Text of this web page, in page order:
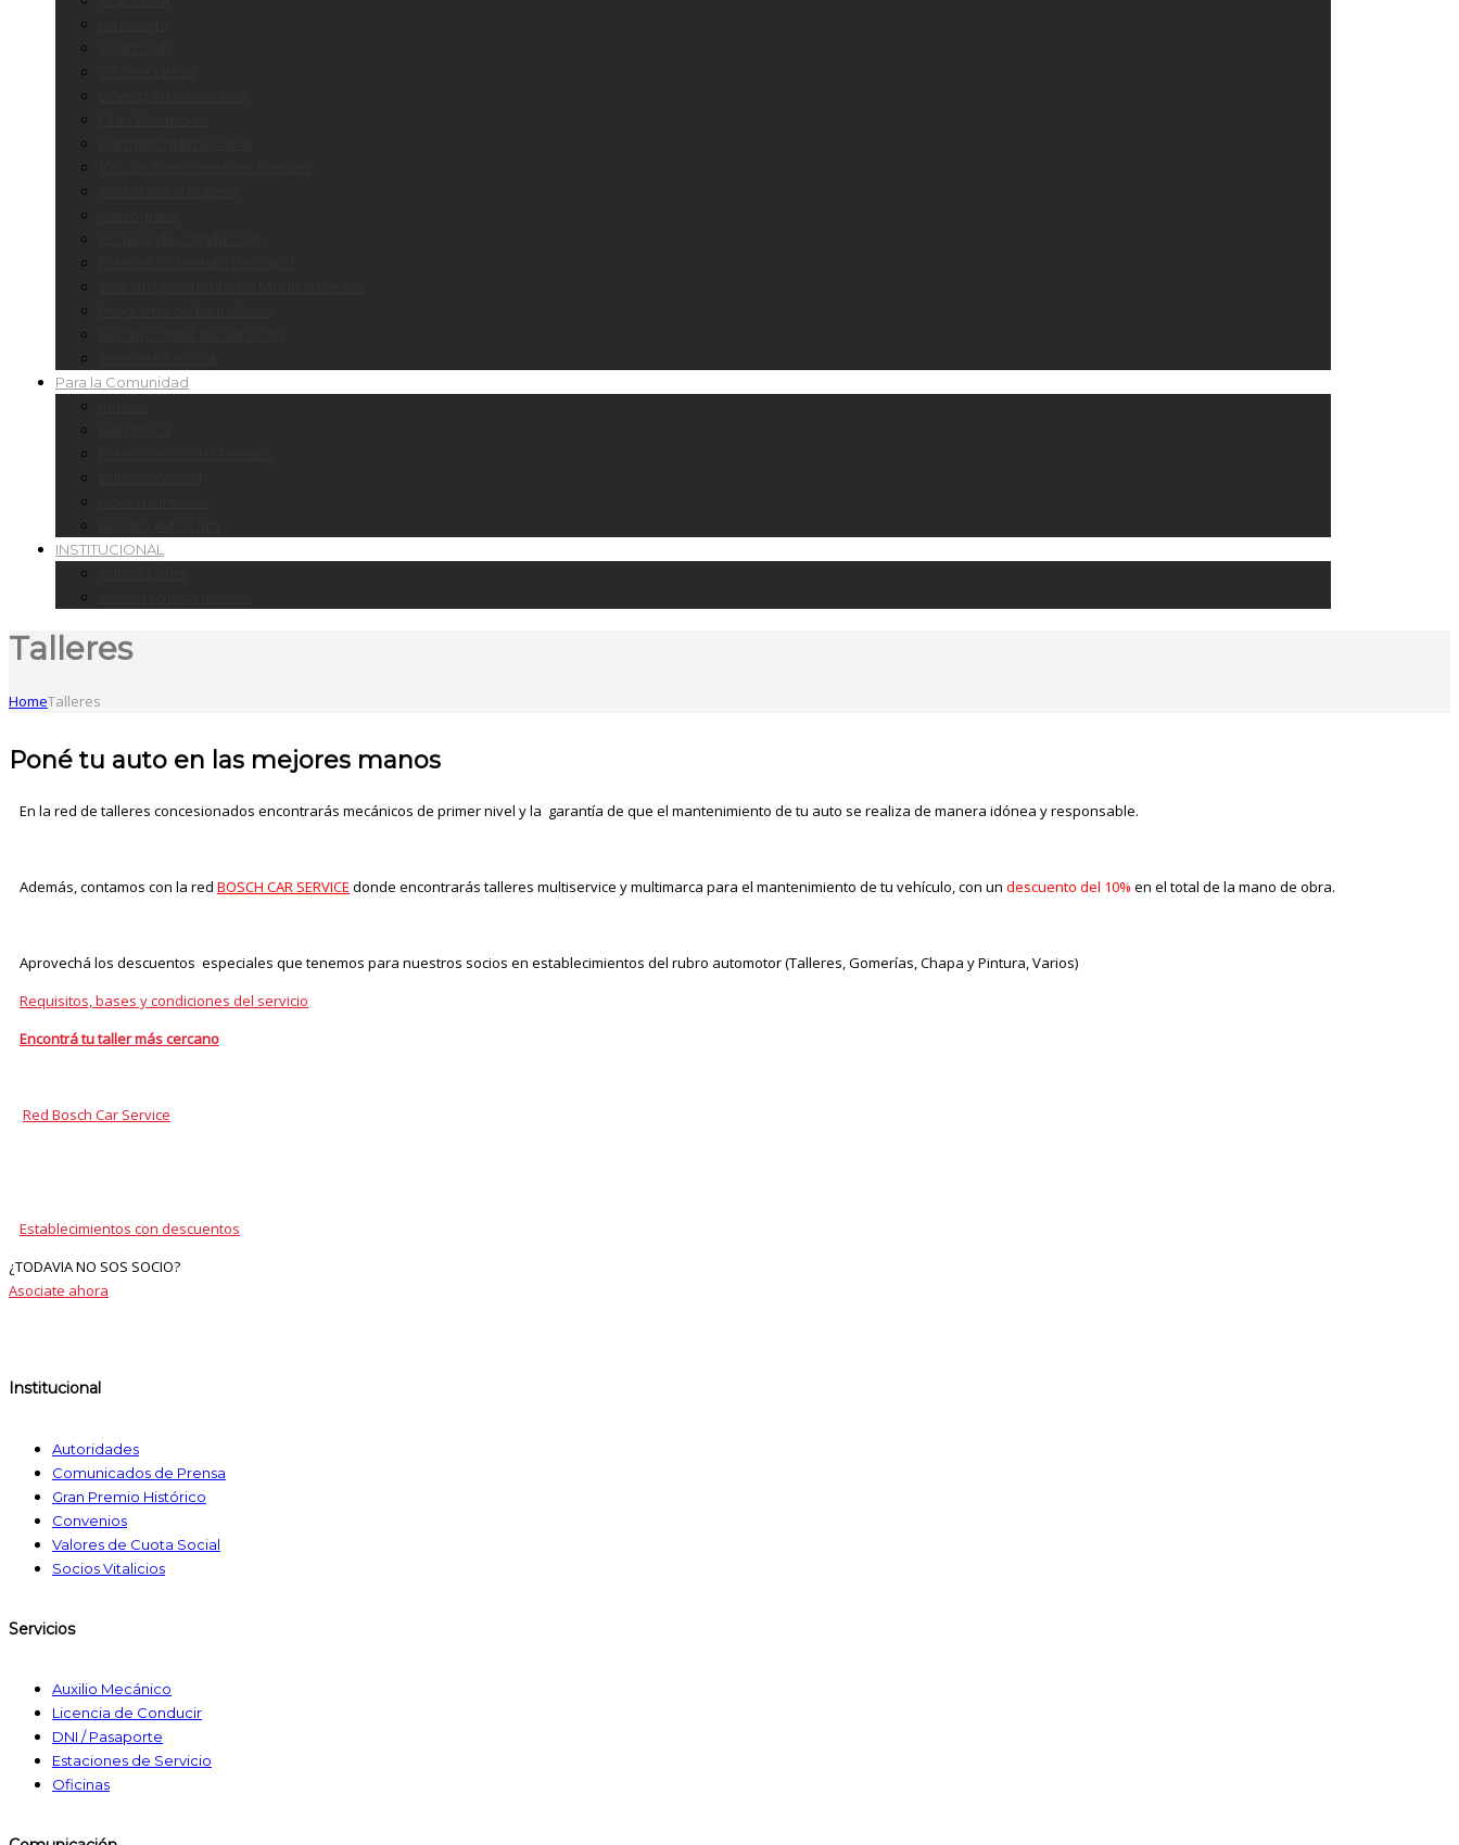
Para la Comunidad
INSTITUCIONAL
Talleres
HomeTalleres
Poné tu auto en las mejores manos
En la red de talleres concesionados encontrarás mecánicos de primer nivel y la garantía de que el mantenimiento de tu auto se realiza de manera idónea y responsable.
Además, contamos con la red BOSCH CAR SERVICE donde encontrarás talleres multiservice y multimarca para el mantenimiento de tu vehículo, con un descuento del 10% en el total de la mano de obra.
Aprovechá los descuentos especiales que tenemos para nuestros socios en establecimientos del rubro automotor (Talleres, Gomerías, Chapa y Pintura, Varios)
Requisitos, bases y condiciones del servicio
Encontrá tu taller más cercano
Red Bosch Car Service
Establecimientos con descuentos
¿TODAVIA NO SOS SOCIO?
Asociate ahora
Institucional
Autoridades
Comunicados de Prensa
Gran Premio Histórico
Convenios
Valores de Cuota Social
Socios Vitalicios
Servicios
Auxilio Mecánico
Licencia de Conducir
DNI / Pasaporte
Estaciones de Servicio
Oficinas